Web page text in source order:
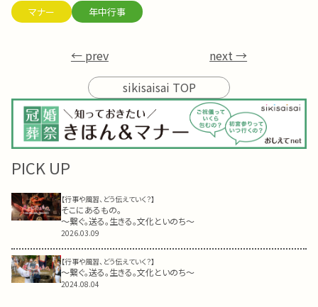
マナー 年中行事
← prev
next →
sikisaisai TOP
PICK UP
【行事や風習、どう伝えていく？】
そこにあるもの。
～繋ぐ。送る。生きる。文化といのち～
2026.03.09
【行事や風習、どう伝えていく？】
～繋ぐ。送る。生きる。文化といのち～
2024.08.04